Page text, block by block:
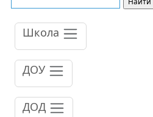
Школа
ДОУ
ДОД